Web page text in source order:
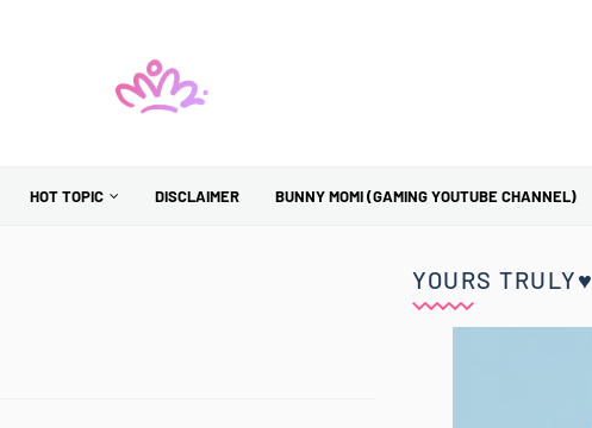
HOT TOPIC DISCLAIMER BUNNY MOMI (GAMING YOUTUBE CHANNEL)
YOURS TRULY♥